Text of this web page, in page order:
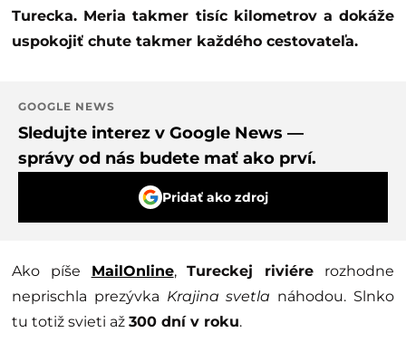
Turecka. Meria takmer tisíc kilometrov a dokáže
uspokojiť chute takmer každého cestovateľa.
GOOGLE NEWS
Sledujte interez v Google News —
správy od nás budete mať ako prví.
Pridať ako zdroj
Ako píše MailOnline,Tureckej riviére rozhodne
neprischla prezývka Krajina svetla náhodou. Slnko
tu totiž svieti až 300 dní v roku.